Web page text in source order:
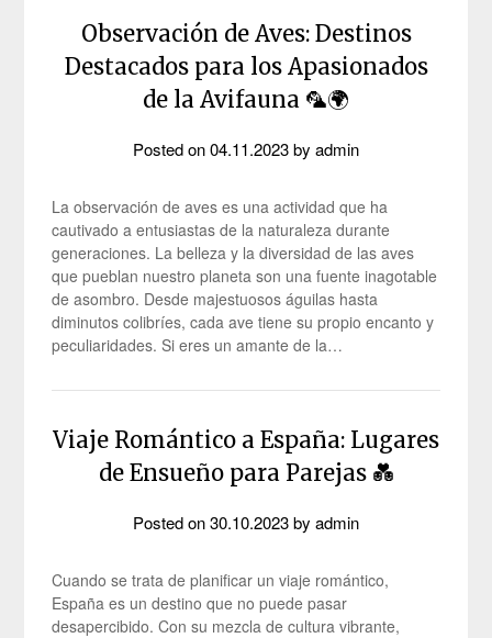
Observación de Aves: Destinos
Destacados para los Apasionados
de la Avifauna 🦜🌍
Posted on04.11.2023by admin
La observación de aves es una actividad que ha
cautivado a entusiastas de la naturaleza durante
generaciones. La belleza y la diversidad de las aves
que pueblan nuestro planeta son una fuente inagotable
de asombro. Desde majestuosos águilas hasta
diminutos colibríes, cada ave tiene su propio encanto y
peculiaridades. Si eres un amante de la…
Viaje Romántico a España: Lugares
de Ensueño para Parejas 💑
Posted on30.10.2023by admin
Cuando se trata de planificar un viaje romántico,
España es un destino que no puede pasar
desapercibido. Con su mezcla de cultura vibrante,